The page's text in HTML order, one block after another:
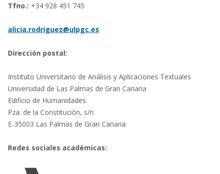
Tfno.: +34 928 451 745
alicia.rodriguez@ulpgc.es
Dirección postal:
Instituto Universitario de Análisis y Aplicaciones Textuales
Universidad de Las Palmas de Gran Canaria
Edificio de Humanidades
Pza. de la Constitución, s/n
E-35003 Las Palmas de Gran Canaria
Redes sociales académicas: